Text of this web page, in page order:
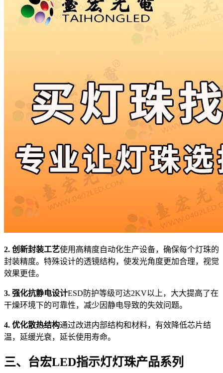
2. 创新封装工艺使用高精度自动化生产设备，确保每个灯珠的
封装精度。特殊设计的透镜结构，使发光角度更加合理，视觉
效果更佳。
3. 强化抗静电设计ESD防护等级可达2KV以上，大大提高了在
干燥环境下的可靠性，减少因静电导致的失效问题。
4. 优化散热结构通过改进内部结构和材料，有效降低芯片结
温，延缓光衰，延长使用寿命。
三、台宏LED指示灯灯珠产品系列